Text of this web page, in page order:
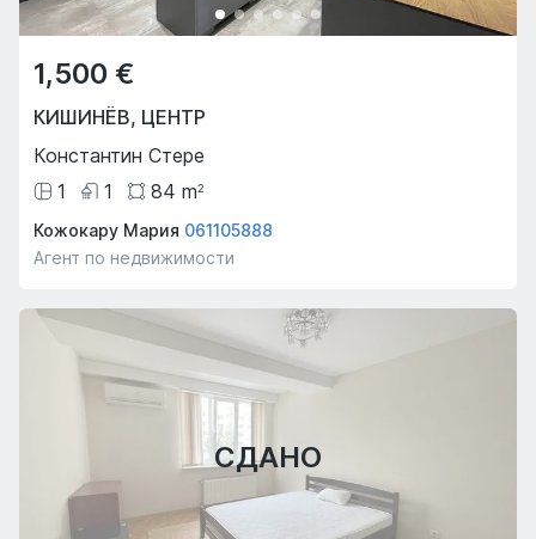
1,500 €
КИШИНЁВ, ЦЕНТР
Константин Стере
1
1 84 m2
Кожокару Мария 061105888
Агент по недвижимости
СДАНО